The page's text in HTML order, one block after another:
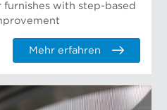
furnishes with step-based
Mehr erfahren